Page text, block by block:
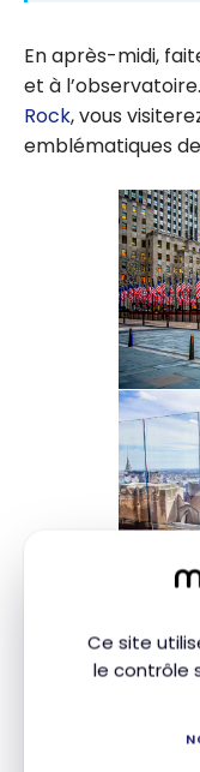
Ce site
le contrôle
En après-midi,
et à
Rock, vous
emblématiques